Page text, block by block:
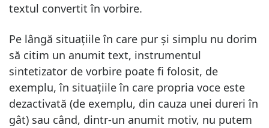
textul convertit în vorbire.
Pe lângă situațiile în care pur și simplu nu dorim
să citim un anumit text, instrumentul
sintetizator de vorbire poate fi folosit, de
exemplu, în situațiile în care propria voce este
dezactivată (de exemplu, din cauza unei dureri în
gât) sau când, dintr-un anumit motiv, nu putem